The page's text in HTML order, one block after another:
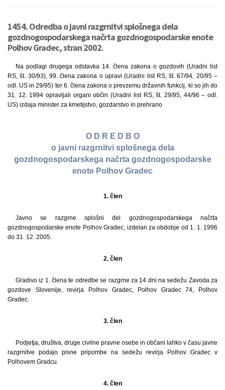
1454. Odredba o javni razgrnitvi splošnega dela
gozdnogospodarskega načrta gozdnogospodarske enote
Polhov Gradec, stran 2002.
Na podlagi drugega odstavka 14. člena zakona o gozdovih (Uradni list
RS, št. 30/93), 99. člena zakona o upravi (Uradni list RS, št. 67/94, 20/95 –
odl. US in 29/95) ter 6. člena zakona o prevzemu državnih funkcij, ki so jih do
31. 12. 1994 opravljali organi občin (Uradni list RS, št. 29/95, 44/96 – odl.
US) izdaja minister za kmetijstvo, gozdarstvo in prehrano
O D R E D B O
o javni razgrnitvi splošnega dela
gozdnogospodarskega načrta gozdnogospodarske
enote Polhov Gradec
1. člen
Javno se razgrne splošni del gozdnogospodarskega načrta
gozdnogospodarske enote Polhov Gradec, izdelan za obdobje od 1. 1. 1996
do 31. 12. 2005.
2. člen
Gradivo iz 1. člena te odredbe se razgrne za 14 dni na sedežu Zavoda za
gozdove Slovenije, revirja Polhov Gradec, Polhov Gradec 74, Polhov
Gradec.
3. člen
Podjetja, društva, druge civilne pravne osebe in občani lahko v času javne
razgrnitve podajo pisne pripombe na sedežu revirja Polhov Gradec v
Polhovem Gradcu.
4. člen